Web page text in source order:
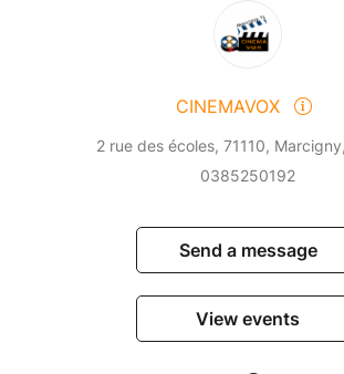
CINEMAVOX
2 rue des écoles, 71110,
0385250192
Send a message
View events